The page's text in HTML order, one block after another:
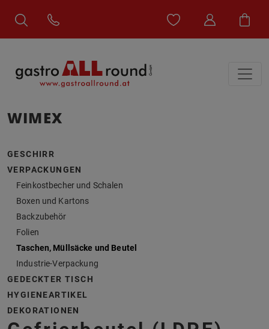
WIMEX
GESCHIRR
VERPACKUNGEN
Feinkostbecher und Schalen
Boxen und Kartons
Backzubehör
Folien
Taschen, Müllsäcke und Beutel
Industrie-Verpackung
GEDECKTER TISCH
HYGIENEARTIKEL
DEKORATIONEN